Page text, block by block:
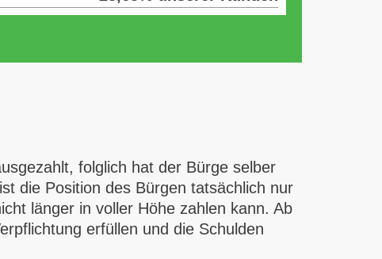
folglich hat der Bürge selber
die Position des Bürgen tatsächlich nur
länger in voller Höhe zahlen kann. Ab
erfüllen und die Schulden